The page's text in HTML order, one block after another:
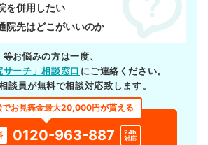
を併用したい
院先はどこがいいのか
等お悩みの方は一度、
サーチ」相談窓口 にご連絡ください。
談員が無料で相談対応致します。
でお見舞金最大20,000円が貰える
0120-963-887
24h
対応